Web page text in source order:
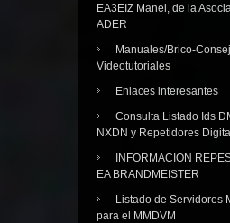
EA3EIZ Manel, de la
ADER
Manuales/Brico-
Videotutoriales
Enlaces interesantes
Consulta Listado Ids
NXDN y Repetidores
INFORMACION
EA BRANDMEISTER
Listado de Servidores
para el MMDVM